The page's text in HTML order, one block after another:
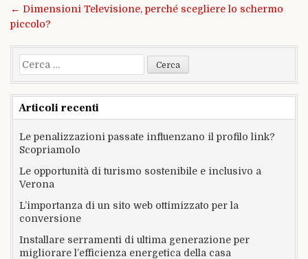
← Dimensioni Televisione, perché scegliere lo schermo
piccolo?
Ricerca
per:
Articoli recenti
Le penalizzazioni passate influenzano il profilo link?
Scopriamolo
Le opportunità di turismo sostenibile e inclusivo a
Verona
L’importanza di un sito web ottimizzato per la
conversione
Installare serramenti di ultima generazione per
migliorare l’efficienza energetica della casa